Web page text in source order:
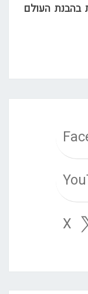
בהבנת העולם
X